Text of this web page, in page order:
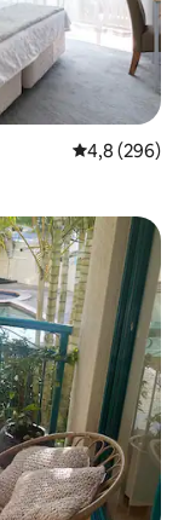
Средна
4,8 (296)